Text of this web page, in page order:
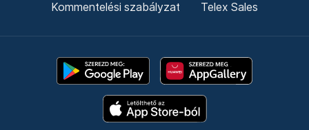
Kommentelési szabályzat Telex Sales